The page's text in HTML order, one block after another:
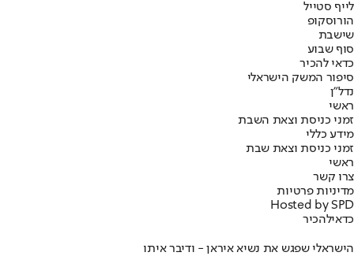
לייף סטייל
הורוסקופ
שישבת
סוף שבוע
כדאי להכיר
סיפור המשק הישראלי
נדל"ן
ראשי
זמני כניסת וצאת השבת
מידע כללי
זמני כניסת וצאת שבת
ראשי
צרו קשר
מדיניות פרטיות
Hosted by SPD
כדאילהכיר
הישראלי שפגש את נשיא איראן - ודיבר איתו